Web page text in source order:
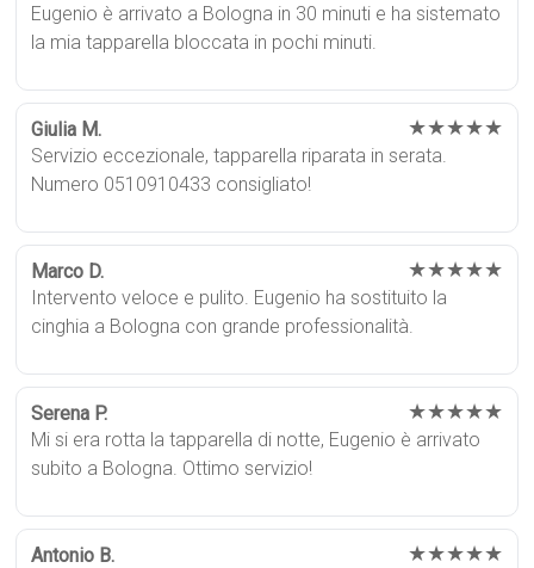
Eugenio è arrivato a Bologna in 30 minuti e ha sistemato
la mia tapparella bloccata in pochi minuti.
Giulia M. ★★★★★
Servizio eccezionale, tapparella riparata in serata.
Numero 0510910433 consigliato!
Marco D. ★★★★★
Intervento veloce e pulito. Eugenio ha sostituito la
cinghia a Bologna con grande professionalità.
Serena P. ★★★★★
Mi si era rotta la tapparella di notte, Eugenio è arrivato
subito a Bologna. Ottimo servizio!
Antonio B. ★★★★★